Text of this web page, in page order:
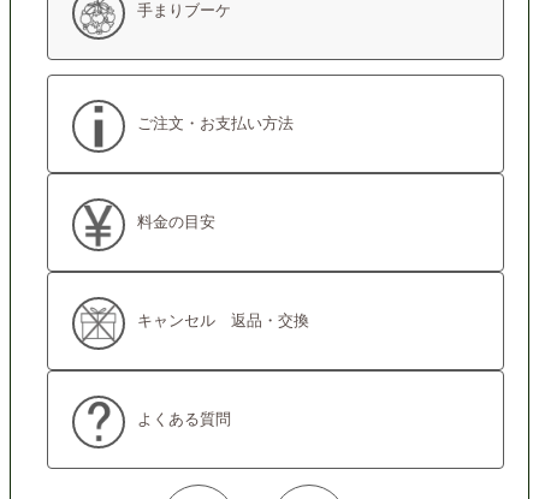
手まりブーケ
ご注文・お支払い方法
料金の目安
キャンセル 返品・交換
よくある質問